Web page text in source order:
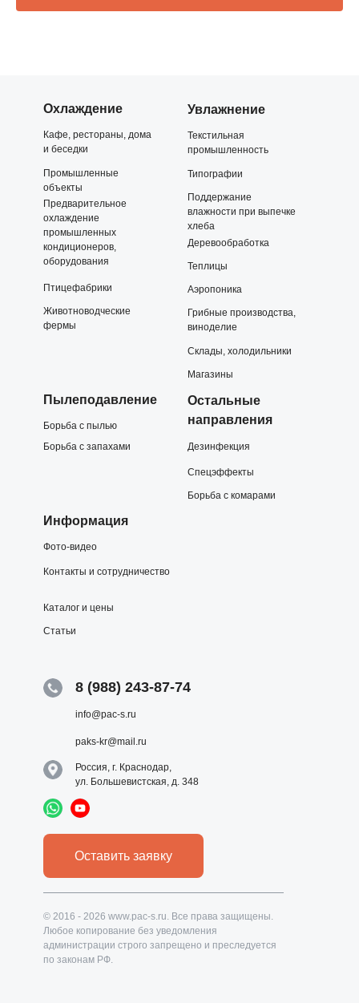
Увлажнение
Пылеподавление
Дезинфекция
Спецэффекты
Борьба с комарами
Охлаждение
Фото-видео
Статьи
Каталог и цены
Контакты и сотрудничество
8 (988) 243-87-74
Кафе, рестораны, дома
и беседки
Промышленные
объекты
Предварительное
охлаждение
промышленных
кондиционеров,
оборудования
Птицефабрики
Текстильная
промышленность
Типографии
Поддержание
влажности при выпечке
хлеба
Деревообработка
Теплицы
Аэропоника
Грибные производства,
виноделие
Склады, холодильники
Магазины
Борьба с пылью
Борьба с запахами
info@pac-s.ru
paks-kr@mail.ru
Россия, г. Краснодар,
ул. Большевистская, д. 348
Оставить заявку
Животноводческие
фермы
Остальные
направления
Информация
© 2016 - 2026 www.pac-s.ru. Все права защищены.
Любое копирование без уведомления
администрации строго запрещено и преследуется
по законам РФ.